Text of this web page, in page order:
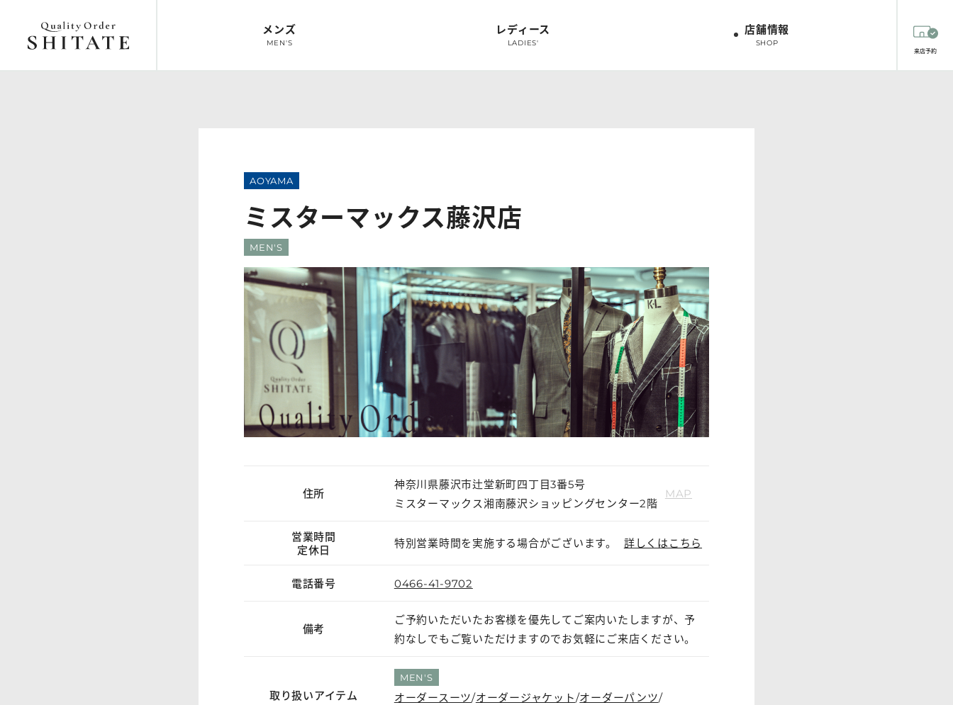
来店予約
メンズ
MEN'S
レディース
LADIES'
店舗情報
SHOP
AOYAMA
ミスターマックス藤沢店
MEN'S
住所
神奈川県藤沢市辻堂新町四丁目3番5号
ミスターマックス湘南藤沢ショッピングセンター2階
MAP
営業時間
定休日
特別営業時間を実施する場合がございます。 詳しくはこちら
電話番号 0466-41-9702
備考
ご予約いただいたお客様を優先してご案内いたしますが、予
約なしでもご覧いただけますのでお気軽にご来店ください。
取り扱いアイテム
MEN'S
オーダースーツ オーダージャケット オーダーパンツ